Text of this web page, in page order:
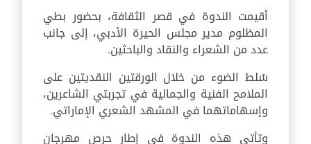
أقيمت الندوة في قصر الثقافة، بحضور بطي
المظلوم مدير مجلس الحيرة الأدبي، إلى جانب
عدد من الشعراء والنقاد والباحثين.
سُلط الضوء من خلال الورقتين النقديتين على
الملامح الفنية والجمالية في تجربتي الشاعرين،
وإسهاماتهما في المشهد الشعري الإماراتي.
وتأتي هذه الندوة في إطار حرص مهرجان